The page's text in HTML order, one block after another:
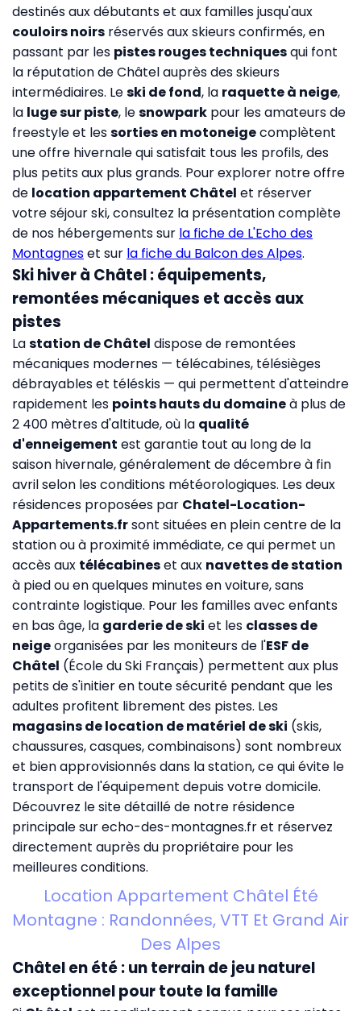
destinés aux débutants et aux familles jusqu'aux
couloirs noirs réservés aux skieurs confirmés, en
passant par les pistes rouges techniquesqui font
la réputation de Châtel auprès des skieurs
intermédiaires. Leski de fond, la raquette à neige,
la luge sur piste, lesnowpark pour les amateurs de
freestyle et lessorties en motoneigecomplètent
une offre hivernale qui satisfait tous les profils, des
plus petits aux plus grands. Pour explorer notre offre
de location appartement Châtel et réserver
votre séjour ski, consultez la présentation complète
de nos hébergements sur la fiche de L'Echo des
Montagneset sur la fiche du Balcon des Alpes.
Ski hiver à Châtel : équipements,
remontées mécaniques et accès aux
pistes
Lastation de Châtel dispose de remontées
mécaniques modernes — télécabines, télésièges
débrayables et téléskis — qui permettent d'atteindre
rapidement les points hauts du domaineà plus de
2 400 mètres d'altitude, où la qualité
d'enneigement est garantie tout au long de la
saison hivernale, généralement de décembre à fin
avril selon les conditions météorologiques. Les deux
résidences proposées par Chatel-Location-
Appartements.frsont situées en plein centre de la
station ou à proximité immédiate, ce qui permet un
accès aux télécabineset aux navettes de station
à pied ou en quelques minutes en voiture, sans
contrainte logistique. Pour les familles avec enfants
en bas âge, la garderie de ski et les classes de
neigeorganisées par les moniteurs de l'ESF de
Châtel (École du Ski Français) permettent aux plus
petits de s'initier en toute sécurité pendant que les
adultes profitent librement des pistes. Les
magasins de location de matériel de ski (skis,
chaussures, casques, combinaisons) sont nombreux
et bien approvisionnés dans la station, ce qui évite le
transport de l'équipement depuis votre domicile.
Découvrez le site détaillé de notre résidence
principale surecho-des-montagnes.fret réservez
directement auprès du propriétaire pour les
meilleures conditions.
Location Appartement Châtel Été
Montagne : Randonnées, VTT Et Grand Air
Des Alpes
Châtel en été : un terrain de jeu naturel
exceptionnel pour toute la famille